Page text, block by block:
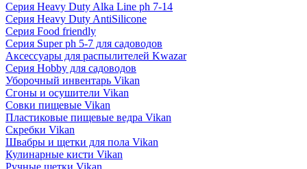
Серия Heavy Duty Alka Line ph 7-14
Серия Heavy Duty AntiSilicone
Серия Food friendly
Серия Super ph 5-7 для садоводов
Аксессуары для распылителей Kwazar
Серия Hobby для садоводов
Уборочный инвентарь Vikan
Сгоны и осушители Vikan
Совки пищевые Vikan
Пластиковые пищевые ведра Vikan
Скребки Vikan
Швабры и щетки для пола Vikan
Кулинарные кисти Vikan
Ручные щетки Vikan